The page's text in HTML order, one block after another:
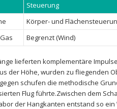
Steuerung
Körper- und⁢
Begrenzt (Wind)
lieferten ‍komplementäre
der Höhe, wurden ‍zu⁣ fliegenden
schufen die methodische⁢
Flug führte.Zwischen dem
der​ Hangkanten entstand so